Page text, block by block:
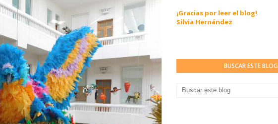
¡Gracias por leer el blog!
Silvia Hernández
BUSCAR ESTE BLOG